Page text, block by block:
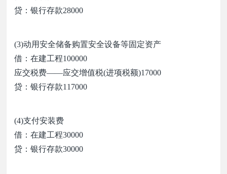
贷：银行存款28000
(3)动用安全储备购置安全设备等固定资产
借：在建工程100000
应交税费——应交增值税(进项税额)17000
贷：银行存款117000
(4)支付安装费
借：在建工程30000
贷：银行存款30000